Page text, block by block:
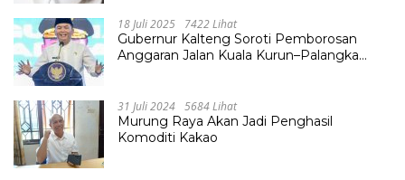
18 Juli 2025 7422 Lihat
Gubernur Kalteng Soroti Pemborosan
Anggaran Jalan Kuala Kurun–Palangka
31 Juli 2024 5684 Lihat
Murung Raya Akan Jadi Penghasil
Komoditi Kakao